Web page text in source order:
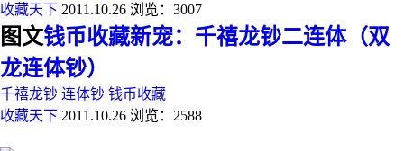
收藏天下 2011.10.26 浏览：3007
图文钱币收藏新宠：千禧龙钞二连体（双
龙连体钞）
千禧龙钞 连体钞 钱币收藏
收藏天下 2011.10.26 浏览：2588